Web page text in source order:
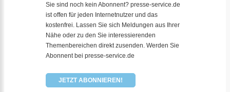
Sie sind noch kein Abonnent? presse-service.de
ist offen für jeden Internetnutzer und das
kostenfrei. Lassen Sie sich Meldungen aus Ihrer
Nähe oder zu den Sie interessierenden
Themenbereichen direkt zusenden. Werden Sie
Abonnent bei presse-service.de
JETZT ABONNIEREN!